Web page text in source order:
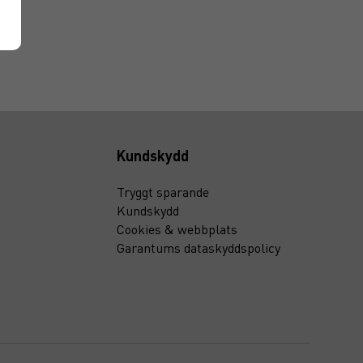
Kundskydd
Tryggt sparande
Kundskydd
Cookies & webbplats
Garantums dataskyddspolicy